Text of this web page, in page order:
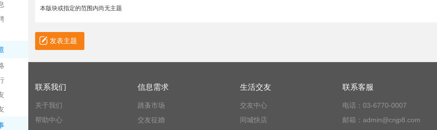
本版块或指定的范围内尚无主题
发表主题
联系我们
关于我们
帮助中心
信息需求
跳蚤市场
交友征婚
生活交友
交友中心
同城快店
联系客服
电话：03-6770-0007
邮箱：admin@cnjp8.com